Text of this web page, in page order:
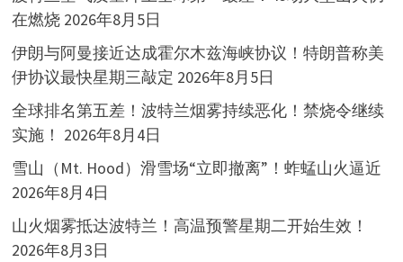
在燃烧 2026年8月5日
伊朗与阿曼接近达成霍尔木兹海峡协议！特朗普称美
伊协议最快星期三敲定 2026年8月5日
全球排名第五差！波特兰烟雾持续恶化！禁烧令继续
实施！ 2026年8月4日
雪山（Mt. Hood）滑雪场“立即撤离”！蚱蜢山火逼近
2026年8月4日
山火烟雾抵达波特兰！高温预警星期二开始生效！
2026年8月3日